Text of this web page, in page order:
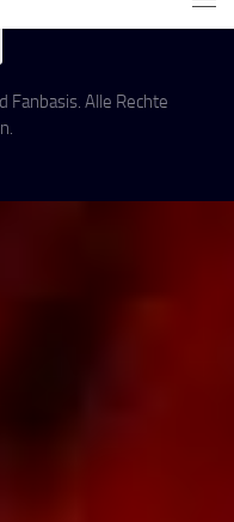
Fanbasis. Alle Rechte